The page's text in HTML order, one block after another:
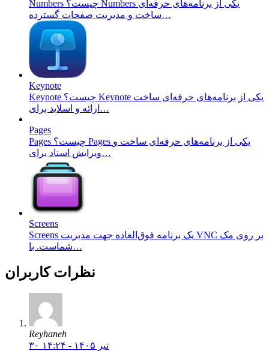
Numbers چیست؟ Numbers یکی از برنامه‌های حرفه‌ای
ساخت و مدیریت صفحات گسترده…
Keynote
Keynote چیست؟ Keynote یکی از برنامه‌های حرفه‌ای ساخت
ارائه و اسلاید برای…
Pages
Pages چیست؟ Pages یکی از برنامه‌های حرفه‌ای ساخت و
ویرایش اسناد برای…
Screens
Screens یک برنامه فوق‌العاده جهت مدیریت VNC بر روی مک
شماست. با…
نظرات کاربران
Reyhaneh
۳۰ تیر ۱۴۰۵ - ۱۴:۲۴